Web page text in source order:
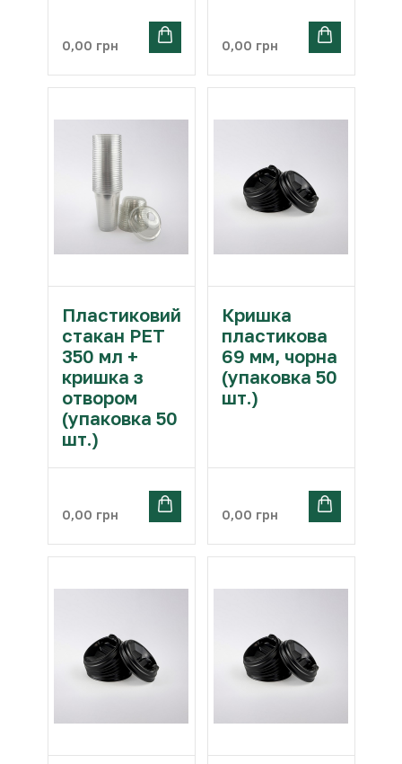
0,00 грн 0,00 грн
Пластиковий
стакан PET
350 мл +
кришка з
отвором
(упаковка 50
шт.)
0,00 грн
Кришка
пластикова
69 мм, чорна
(упаковка 50
шт.)
0,00 грн